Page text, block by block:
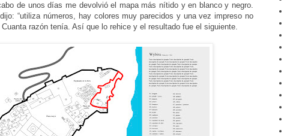
de unos días me devolvió el mapa más nítido y en blanco y negro.
“utiliza números, hay colores muy parecidos y una vez impreso no
razón tenía. Así que lo rehice y el resultado fue el siguiente.